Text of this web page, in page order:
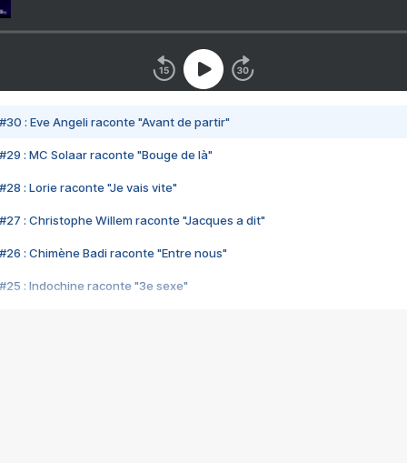
#30 : Eve Angeli raconte "Avant de partir"
#29 : MC Solaar raconte "Bouge de là"
#28 : Lorie raconte "Je vais vite"
#27 : Christophe Willem raconte "Jacques a dit"
#26 : Chimène Badi raconte "Entre nous"
#25 : Indochine raconte "3e sexe"